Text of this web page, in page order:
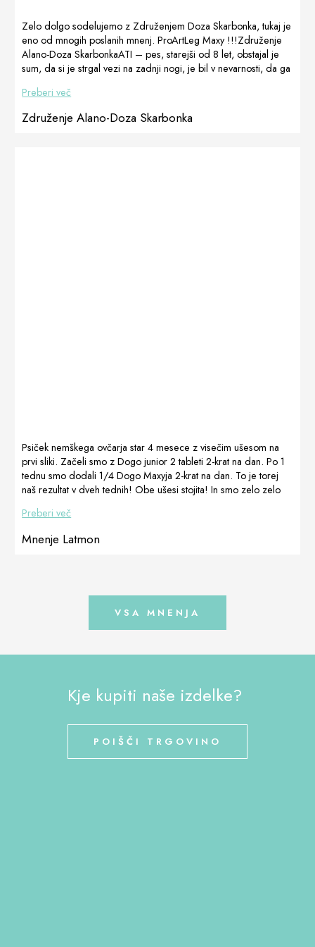
Zelo dolgo sodelujemo z Združenjem Doza Skarbonka, tukaj je
eno od mnogih poslanih mnenj. ProArtLeg Maxy !!!Združenje
Alano-Doza SkarbonkaATI – pes, starejši od 8 let, obstajal je
sum, da si je strgal vezi na zadnji nogi, je bil v nevarnosti, da ga
izginili in samica se popolnoma premika in z gibalnim sistemom
ni težav. Mnenje Kasia Niemiec, Dogoteka Polska. Objavljeno
na Facebooku
Preberi več
Združenje Alano-Doza Skarbonka
Psiček nemškega ovčarja star 4 mesece z visečim ušesom na
prvi sliki. Začeli smo z Dogo junior 2 tableti 2-krat na dan. Po 1
tednu smo dodali 1/4 Dogo Maxyja 2-krat na dan. To je torej
naš rezultat v dveh tednih! Obe ušesi stojita! In smo zelo zelo
www.latmonshop.com
Preberi več
Mnenje Latmon
VSA MNENJA
Kje kupiti naše izdelke?
POIŠČI TRGOVINO